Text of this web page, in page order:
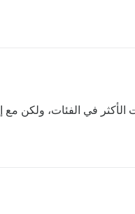
الأكثر في الفئات، ولكن